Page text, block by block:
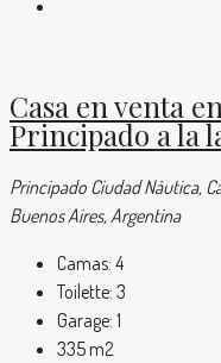
Casa en venta
Principado a la
Principado Ciudad Náutica,
Buenos Aires, Argentina
Camas: 4
Toilette: 3
Garage: 1
335m2